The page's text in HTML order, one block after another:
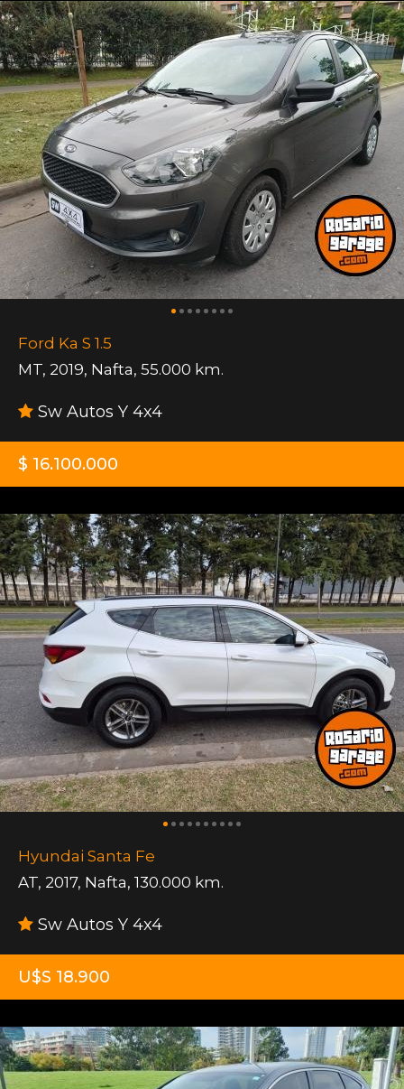
Ford Ka S 1.5
MT, 2019, Nafta, 55.000 km.
Sw Autos Y 4x4
$ 16.100.000
Hyundai Santa Fe
AT, 2017, Nafta, 130.000 km.
Sw Autos Y 4x4
U$S 18.900